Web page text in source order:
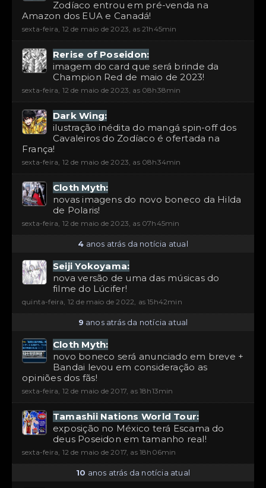
Zodíaco entrou em pré-venda na
Amazon dos EUA e Canadá!
sexta-feira, 12 de maio de 2023, as 21h45min
Rerise of Poseidon:
imagem do card que será brinde da
Champion Red de maio de 2023!
sexta-feira, 12 de maio de 2023, as 08h38min
Dark Wing:
ilustração inédita do mangá spin-off dos
Cavaleiros do Zodíaco é ofertada na
França!
sexta-feira, 12 de maio de 2023, as 08h34min
Cloth Myth:
novas imagens do novo boneco da Hilda
de Polaris!
sexta-feira, 12 de maio de 2023, as 07h45min
4 anos atrás da notícia atual
Seiji Yokoyama:
nova versão de uma das músicas do
filme do Lúcifer!
quinta-feira, 12 de maio de 2022, as 15h42min
9 anos atrás da notícia atual
Cloth Myth:
novo boneco será anunciado em breve +
Bandai levou em consideração as
opiniões dos fãs!
sexta-feira, 12 de maio de 2017, as 18h13min
Tamashii Nations World Tour:
exposição no México terá Escama do
deus Poseidon em tamanho real!
sexta-feira, 12 de maio de 2017, as 18h06min
10 anos atrás da notícia atual